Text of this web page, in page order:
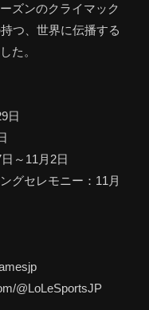
ズンのクライマック
つ、世界に伝播する
た。
日
～11月2日
グセレモニー：11月
@LoLeSportsJP